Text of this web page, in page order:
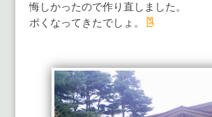
悔しかったので作り直しました。
ポくなってきたでしょ。